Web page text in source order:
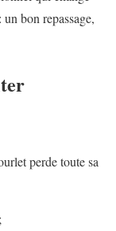
bon repassage,
perde toute sa